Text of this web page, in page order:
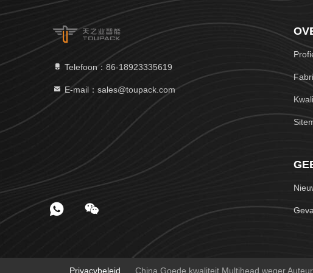
Telefoon：86-18923335619
E-mail：sales@toupack.com
Privacybeleid China Goede kwaliteit Multihead weger